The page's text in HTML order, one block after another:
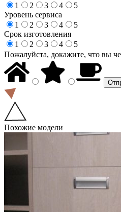
1
2 3 4
5
Уровень сервиса
1
2 3 4
5
Срок изготовления
1
2 3 4
5
Пожалуйста, докажите, что вы
Похожие модели